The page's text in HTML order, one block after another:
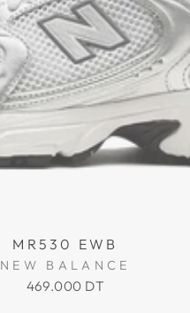
MR530 EWB
NEW BALANCE
469.000 DT